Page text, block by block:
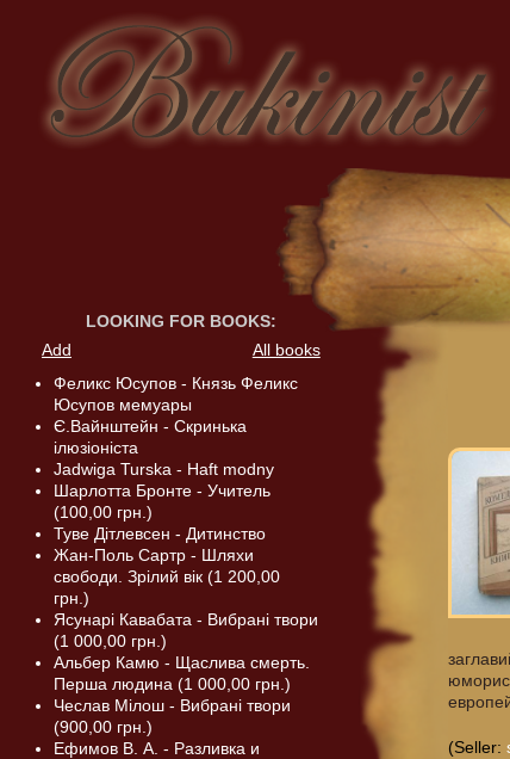
(Seller:
LOOKING FOR BOOKS:
Add
All books
Феликс Юсупов - Князь Феликс
Юсупов мемуары
Є.Вайнштейн - Скринька
ілюзіоніста
Jadwiga Turska - Haft modny
Шарлотта Бронте - Учитель
(100,00 грн.)
Туве Дітлевсен - Дитинство
Жан-Поль Сартр - Шляхи
свободи. Зрілий вік (1 200,00
грн.)
Ясунарі Кавабата - Вибрані твори
(1 000,00 грн.)
Альбер Камю - Щаслива смерть.
Перша людина (1 000,00 грн.)
Чеслав Мілош - Вибрані твори
(900,00 грн.)
Ефимов В. А. - Разливка и